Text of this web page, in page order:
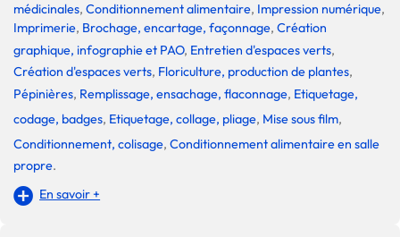
médicinales, Conditionnement alimentaire, Impression numérique,
Imprimerie, Brochage, encartage, façonnage, Création
graphique, infographie et PAO, Entretien d'espaces verts,
Création d'espaces verts, Floriculture, production de plantes,
Pépinières, Remplissage, ensachage, flaconnage, Etiquetage,
codage, badges, Etiquetage, collage, pliage, Mise sous film,
Conditionnement, colisage, Conditionnement alimentaire en salle
propre.
En savoir +